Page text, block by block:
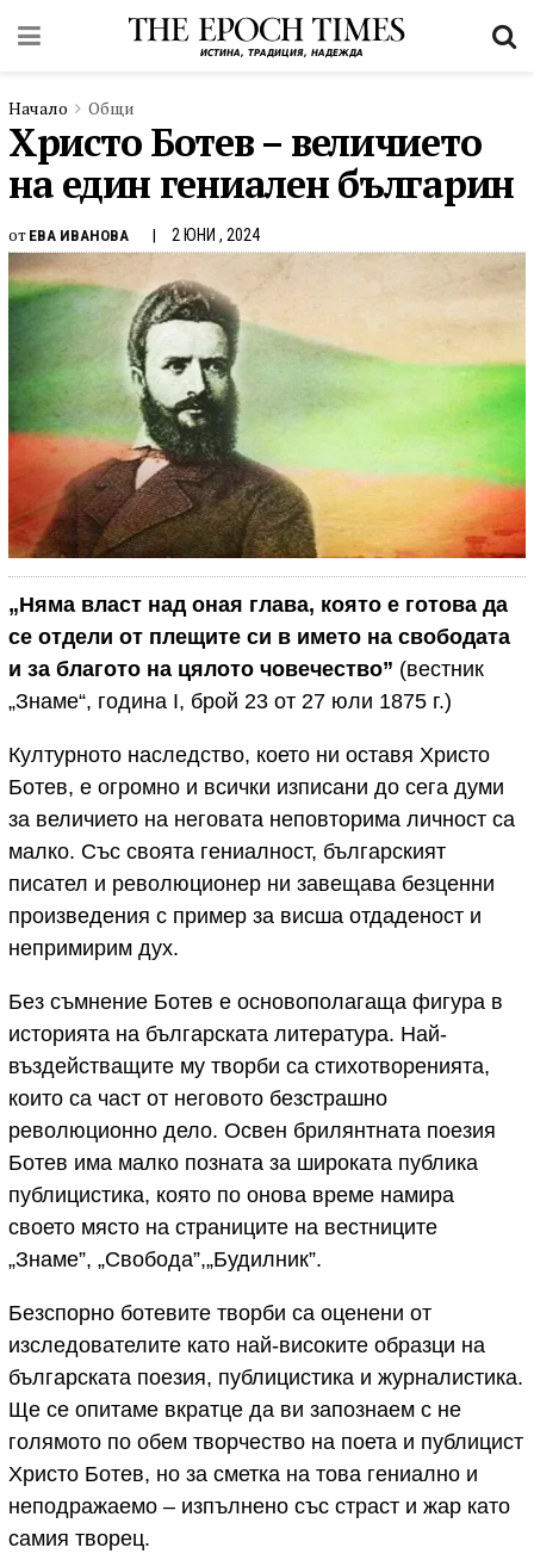
Начало Общи
Христо Ботев – величието
на един гениален българин
от ЕВА ИВАНОВА 2 ЮНИ , 2024
„Няма власт над оная глава, която е готова да
се отдели от плещите си в името на свободата
и за благото на цялото човечество” (вестник
„Знаме“, година I, брой 23 от 27 юли 1875 г.)
Културното наследство, което ни оставя Христо
Ботев, е огромно и всички изписани до сега думи
за величието на неговата неповторима личност са
малко. Със своята гениалност, българският
писател и революционер ни завещава безценни
произведения с пример за висша отдаденост и
непримирим дух.
Без съмнение Ботев е основополагаща фигура в
историята на българската литература. Най-
въздействащите му творби са стихотворенията,
които са част от неговото безстрашно
революционно дело. Освен брилянтната поезия
Ботев има малко позната за широката публика
публицистика, която по онова време намира
своето място на страниците на вестниците
„Знаме”, „Свобода”,„Будилник”.
Безспорно ботевите творби са оценени от
изследователите като най-високите образци на
българската поезия, публицистика и журналистика.
Ще се опитаме вкратце да ви запознаем с не
голямото по обем творчество на поета и публицист
Христо Ботев, но за сметка на това гениално и
неподражаемо – изпълнено със страст и жар като
самия творец.